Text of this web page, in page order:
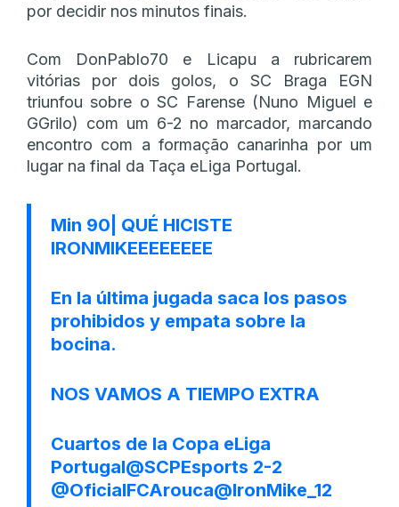
por decidir nos minutos finais.
Com DonPablo70 e Licapu a rubricarem
vitórias por dois golos, o SC Braga EGN
triunfou sobre o SC Farense (Nuno Miguel e
GGrilo) com um 6-2 no marcador, marcando
encontro com a formação canarinha por um
lugar na final da Taça eLiga Portugal.
Min 90| QUÉ HICISTE
IRONMIKEEEEEEEE
En la última jugada saca los pasos
prohibidos y empata sobre la
bocina.
NOS VAMOS A TIEMPO EXTRA
Cuartos de la Copa eLiga
Portugal@SCPEsports 2-2
@OficialFCArouca@IronMike_12